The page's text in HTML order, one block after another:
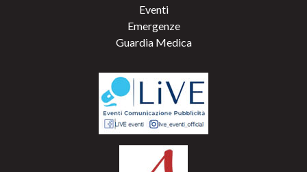
Eventi
Emergenze
Guardia Medica